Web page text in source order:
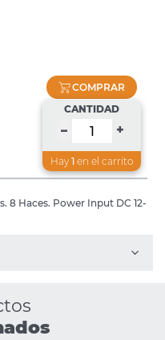
COMPRAR
CANTIDAD
– +
Hay 1 en el carrito
8 Haces. Power Input DC 12-